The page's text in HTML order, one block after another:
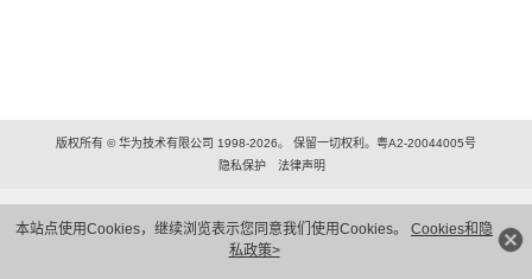
本站点使用Cookies，继续浏览表示您同意我们使用Cookies。 Cookies和隐
私政策>
版权所有 © 华为技术有限公司 1998-2026。 保留一切权利。粤A2-20044005号
隐私保护
法律声明